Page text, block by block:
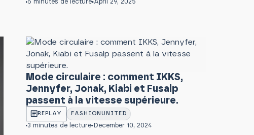
5 minutes de lecture April 29, 2025
Mode circulaire : comment IKKS,
Jennyfer, Jonak, Kiabi et Fusalp
passent à la vitesse supérieure.
REPLAY FASHIONUNITED
3 minutes de lecture December 10, 2024